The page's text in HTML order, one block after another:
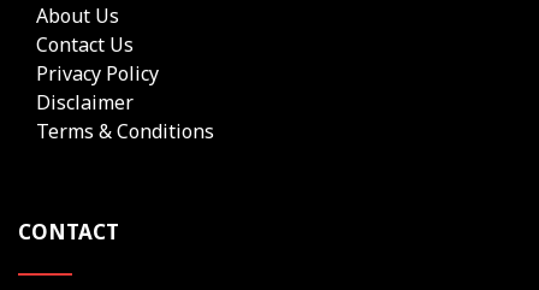
About Us
Contact Us
Privacy Policy
Disclaimer
Terms & Conditions
CONTACT